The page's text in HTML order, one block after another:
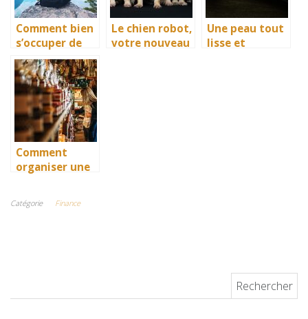
Comment bien
s’occuper de
ses cheveux.
Le chien robot,
votre nouveau
Une peau tout
lisse et
Comment
organiser une
shopping entre
amies ?
Catégorie Finance